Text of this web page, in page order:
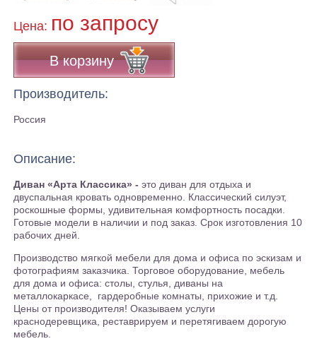
Цена: по запросу
В корзину
Производитель:
Россия
Описание:
Диван «Арта Классика» - это диван для отдыха и
двуспальная кровать одновременно. Классический силуэт,
роскошные формы, удивительная комфортность посадки.
Готовые модели в наличии и под заказ. Срок изготовления 10
рабочих дней.
Производство мягкой мебели для дома и офиса по эскизам и
фотографиям заказчика. Торговое оборудование, мебель
для дома и офиса: столы, стулья, диваны на
металлокаркасе, гардеробные комнаты, прихожие и т.д.
Цены от производителя! Оказываем услуги
краснодеревщика, реставрируем и перетягиваем дорогую
мебель.